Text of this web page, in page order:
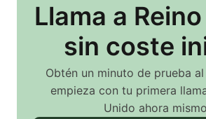
Llama a
sin coste
Obtén un minuto de prueba
empieza con tu primera
Unido ahora